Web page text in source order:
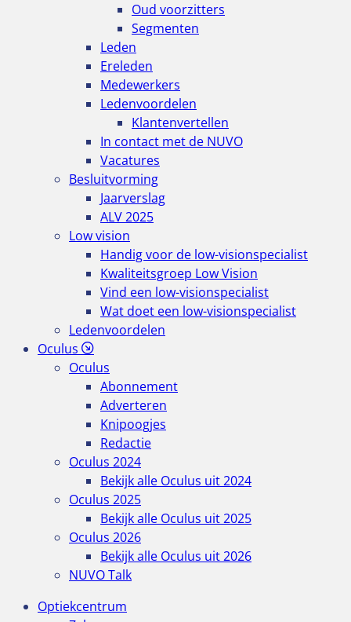
Oud voorzitters
Segmenten
Leden
Ereleden
Medewerkers
Ledenvoordelen
Klantenvertellen
In contact met de NUVO
Vacatures
Besluitvorming
Jaarverslag
ALV 2025
Low vision
Handig voor de low-visionspecialist
Kwaliteitsgroep Low Vision
Vind een low-visionspecialist
Wat doet een low-visionspecialist
Ledenvoordelen
Oculus
Oculus
Abonnement
Adverteren
Knipoogjes
Redactie
Oculus 2024
Bekijk alle Oculus uit 2024
Oculus 2025
Bekijk alle Oculus uit 2025
Oculus 2026
Bekijk alle Oculus uit 2026
NUVO Talk
Optiekcentrum